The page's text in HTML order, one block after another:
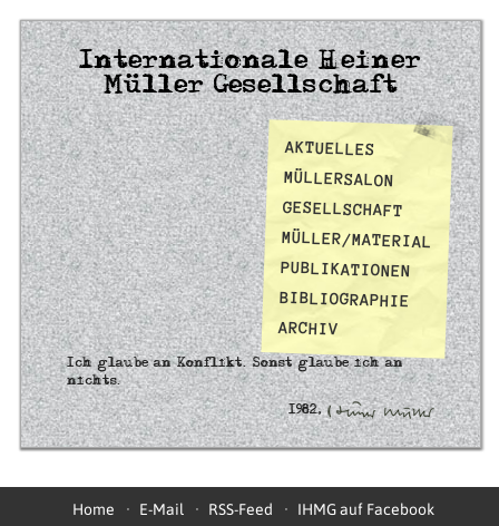
AKTUELLES
MÜLLERSALON
GESELLSCHAFT
MÜLLER/MATERIAL
PUBLIKATIONEN
BIBLIOGRAPHIE
ARCHIV
Internationale Heiner
Müller Gesellschaft
Ich glaube an Konflikt. Sonst glaube ich an
nichts.
1982,
Home E-Mail RSS-Feed
IHMG auf Facebook